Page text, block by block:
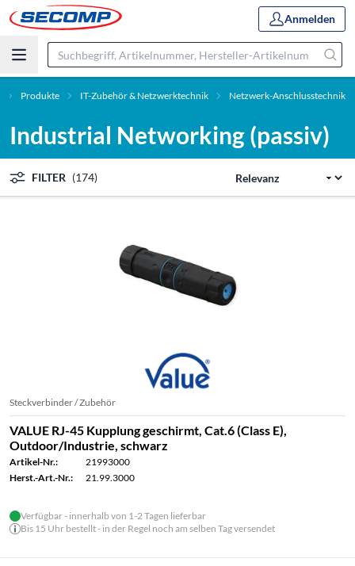
Anmelden
Produkte IT-Zubehör & Netzwerktechnik Netzwerk-Anschlusstechnik
Industrial Networking (passiv)
FILTER (174)
Steckverbinder / Zubehör
VALUE RJ-45 Kupplung geschirmt, Cat.6 (Class E),
Outdoor/Industrie, schwarz
Artikel-Nr.:
21993000
Herst.-Art.-Nr.:
21.99.3000
Verfügbar - innerhalb von 1-2 Tagen lieferbar
Bis 15 Uhr bestellt - in der Regel noch am selben Tag versendet